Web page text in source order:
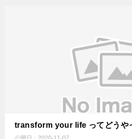
transform your life ってどうや